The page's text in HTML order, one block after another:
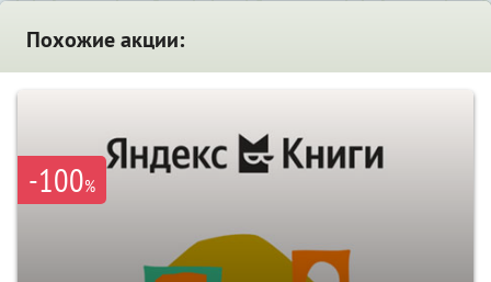
Похожие акции:
-100%